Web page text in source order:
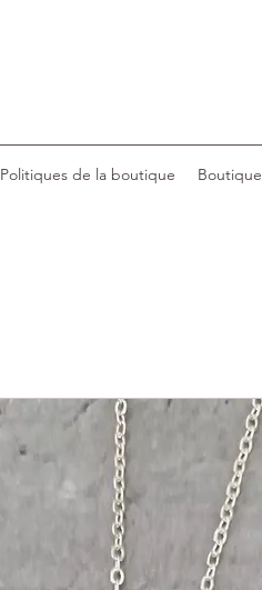
Politiques de la boutique Boutique